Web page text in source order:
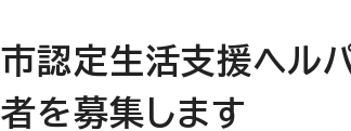
市認定生活支援ヘル
者を募集します